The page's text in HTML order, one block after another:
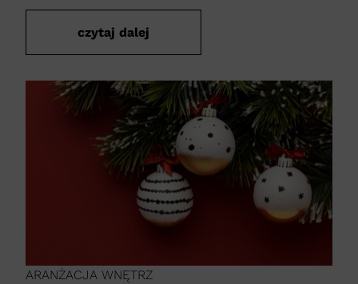
czytaj dalej
ARANŻACJA WNĘTRZ